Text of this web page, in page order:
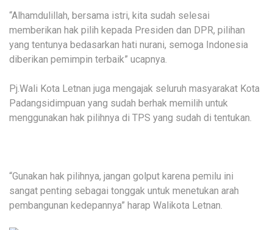
“Alhamdulillah, bersama istri, kita sudah selesai
memberikan hak pilih kepada Presiden dan DPR, pilihan
yang tentunya bedasarkan hati nurani, semoga Indonesia
diberikan pemimpin terbaik” ucapnya.
Pj.Wali Kota Letnan juga mengajak seluruh masyarakat Kota
Padangsidimpuan yang sudah berhak memilih untuk
menggunakan hak pilihnya di TPS yang sudah di tentukan.
“Gunakan hak pilihnya, jangan golput karena pemilu ini
sangat penting sebagai tonggak untuk menetukan arah
pembangunan kedepannya” harap Walikota Letnan.